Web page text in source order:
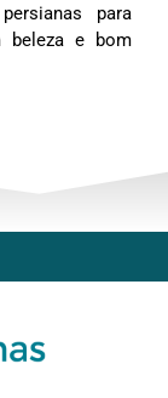
para
beleza e bom